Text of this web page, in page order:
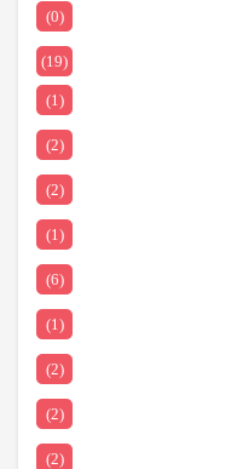
(0)
(19)
(1)
(2)
(2)
(1)
(6)
(1)
(2)
(2)
(2)